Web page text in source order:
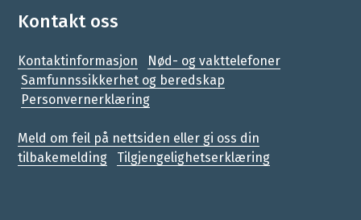
Kontakt oss
Kontaktinformasjon
Nød- og vakttelefoner
Samfunnssikkerhet og beredskap
Personvernerklæring
Meld om feil på nettsiden eller gi oss din
tilbakemelding
Tilgjengelighetserklæring